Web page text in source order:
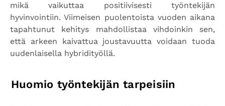
mikä vaikuttaa positiivisesti työntekijän
hyvinvointiin. Viimeisen puolentoista vuoden aikana
tapahtunut kehitys mahdollistaa vihdoinkin sen,
että arkeen kaivattua joustavuutta voidaan tuoda
uudenlaisella hybridityöllä.
Huomio työntekijän tarpeisiin